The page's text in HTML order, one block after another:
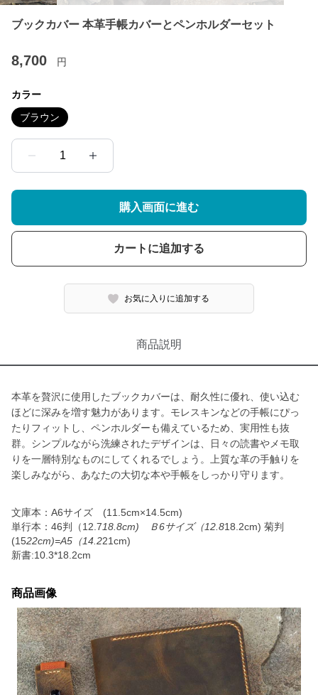
ブックカバー 本革手帳カバーとペンホルダーセット
8,700 円
カラー
ブラウン
1
購入画面に進む
カートに追加する
お気に入りに追加する
商品説明
本革を贅沢に使用したブックカバーは、耐久性に優れ、使い込む
ほどに深みを増す魅力があります。モレスキンなどの手帳にぴっ
たりフィットし、ペンホルダーも備えているため、実用性も抜
群。シンプルながら洗練されたデザインは、日々の読書やメモ取
りを一層特別なものにしてくれるでしょう。上質な革の手触りを
楽しみながら、あなたの大切な本や手帳をしっかり守ります。
文庫本：A6サイズ (11.5cm×14.5cm)
単行本：46判（12.718.8cm) Ｂ6サイズ（12.818.2cm) 菊判
(1522cm)=A5（14.221cm)
新書:10.3*18.2cm
商品画像